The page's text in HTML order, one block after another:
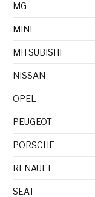
MG
MINI
MITSUBISHI
NISSAN
OPEL
PEUGEOT
PORSCHE
RENAULT
SEAT